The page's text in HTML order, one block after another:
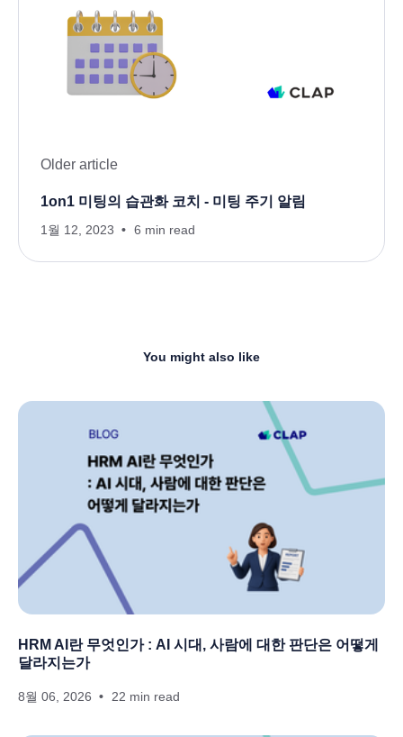
Older article
1on1 미팅의 습관화 코치 - 미팅 주기 알림
1월 12, 2023 6 min read
You might also like
HRM AI란 무엇인가 : AI 시대, 사람에 대한 판단은 어떻게
달라지는가
8월 06, 2026 22 min read